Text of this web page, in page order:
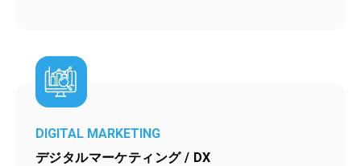
DIGITAL MARKETING
デジタルマーケティング / DX